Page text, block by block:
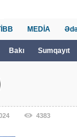
Bakı Sumqayıt
MEDİA
4383